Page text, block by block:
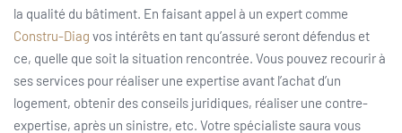
la qualité du bâtiment. En faisant appel à un expert comme
Constru-Diag vos intérêts en tant qu’assuré seront défendus et
ce, quelle que soit la situation rencontrée. Vous pouvez recourir à
ses services pour réaliser une expertise avant l’achat d’un
logement, obtenir des conseils juridiques, réaliser une contre-
expertise, après un sinistre, etc. Votre spécialiste saura vous